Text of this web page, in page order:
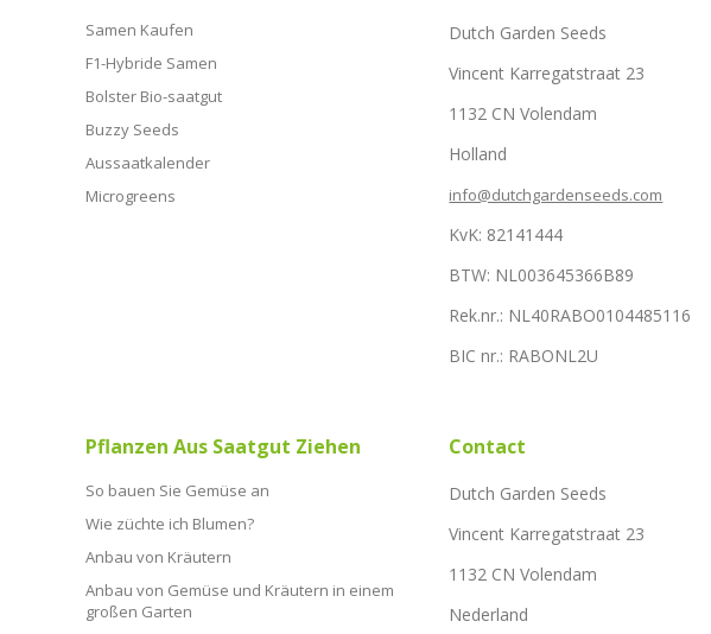
Samen Kaufen
F1-Hybride Samen
Bolster Bio-saatgut
Buzzy Seeds
Aussaatkalender
Microgreens
Dutch Garden Seeds
Vincent Karregatstraat 23
1132 CN Volendam
Holland
info@dutchgardenseeds.com
KvK: 82141444
BTW: NL003645366B89
Rek.nr.: NL40RABO0104485116
BIC nr.: RABONL2U
Pflanzen Aus Saatgut Ziehen
So bauen Sie Gemüse an
Wie züchte ich Blumen?
Anbau von Kräutern
Anbau von Gemüse und Kräutern in einem
großen Garten
Contact
Dutch Garden Seeds
Vincent Karregatstraat 23
1132 CN Volendam
Nederland